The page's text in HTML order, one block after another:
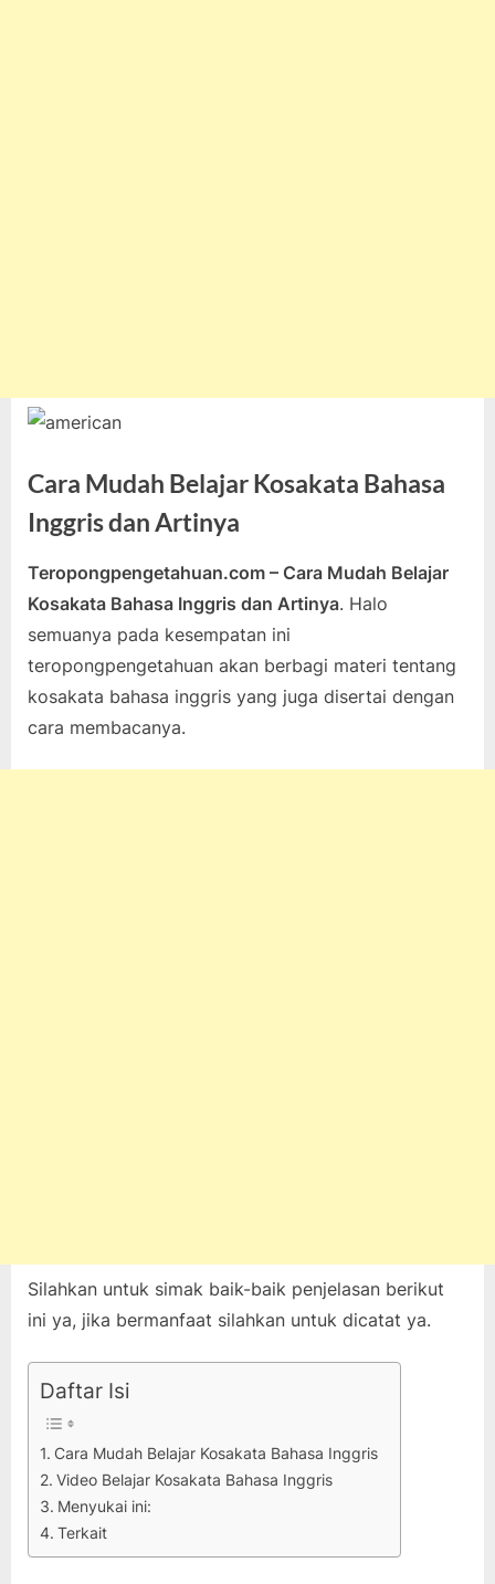
Cara Mudah Belajar Kosakata Bahasa
Inggris dan Artinya
Posted
on
Januari
22,
2022
komentarpada
Cara
Mudah
Belajar
Inggris
Teropongpengetahuan.com – Cara Mudah Belajar
Kosakata Bahasa Inggris dan Artinya. Halo
semuanya pada kesempatan ini
teropongpengetahuan akan berbagi materi tentang
kosakata bahasa inggris yang juga disertai dengan
cara membacanya.
Silahkan untuk simak baik-baik penjelasan berikut
ini ya, jika bermanfaat silahkan untuk dicatat ya.
Daftar Isi
Cara Mudah Belajar Kosakata Bahasa Inggris
Video Belajar Kosakata Bahasa Inggris
Menyukai ini:
Terkait